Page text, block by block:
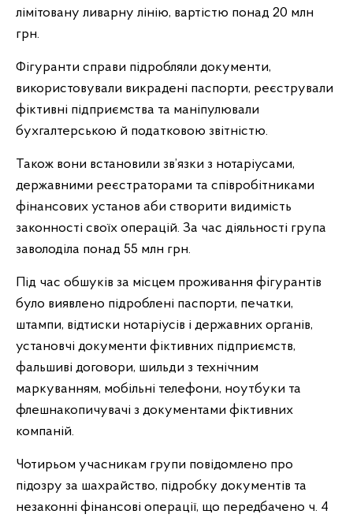
лімітовану ливарну лінію, вартістю понад 20 млн
грн.
Фігуранти справи підробляли документи,
використовували викрадені паспорти, реєстрували
фіктивні підприємства та маніпулювали
бухгалтерською й податковою звітністю.
Також вони встановили зв’язки з нотаріусами,
державними реєстраторами та співробітниками
фінансових установ аби створити видимість
законності своїх операцій. За час діяльності група
заволоділа понад 55 млн грн.
Під час обшуків за місцем проживання фігурантів
було виявлено підроблені паспорти, печатки,
штампи, відтиски нотаріусів і державних органів,
установчі документи фіктивних підприємств,
фальшиві договори, шильди з технічним
маркуванням, мобільні телефони, ноутбуки та
флешнакопичувачі з документами фіктивних
компаній.
Чотирьом учасникам групи повідомлено про
підозру за шахрайство, підробку документів та
незаконні фінансові операції, що передбачено ч. 4